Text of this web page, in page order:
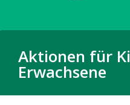
Aktionen für
Erwachsene